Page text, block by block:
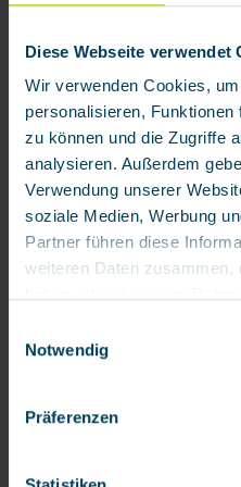
Diese Webseite verwendet
Wir verwenden Cookies,
personalisieren,
zu können und die Zugriffe
analysieren. Außerdem
Verwendung unserer
soziale Medien, Werbung
Partner führen diese
weiteren Daten zusammen,
Mit Klick auf „[Zustimmen /
erteilen Sie Ihre
Ihr Verhalten in unserem
Deutschland), die diese
Notwendig
Präferenzen
Service
Ihr Rundum-Sorglos-
Atemschutz. Für alle
BartelsRieger
Beratung, Wartung,